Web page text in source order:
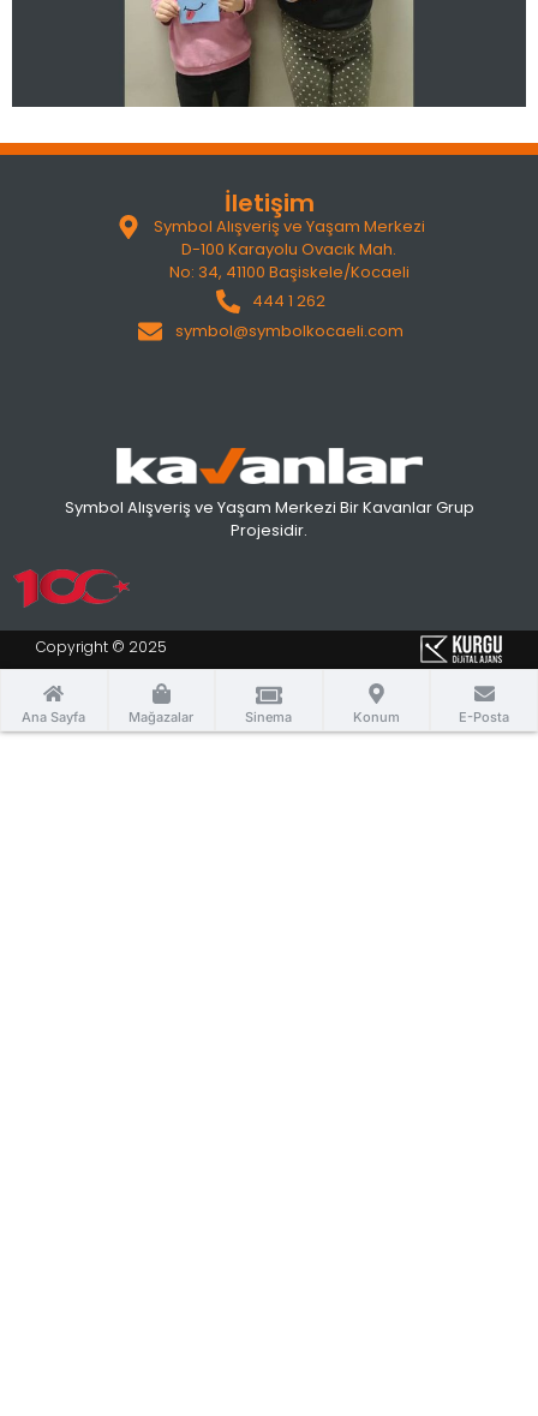
İletişim
Symbol Alışveriş ve Yaşam Merkezi
D-100 Karayolu Ovacık Mah.
No: 34, 41100 Başiskele/Kocaeli
444 1 262
symbol@symbolkocaeli.com
Symbol Alışveriş ve Yaşam Merkezi Bir Kavanlar Grup
Projesidir.
Copyright © 2025
Ana Sayfa Mağazalar Sinema Konum E-Posta